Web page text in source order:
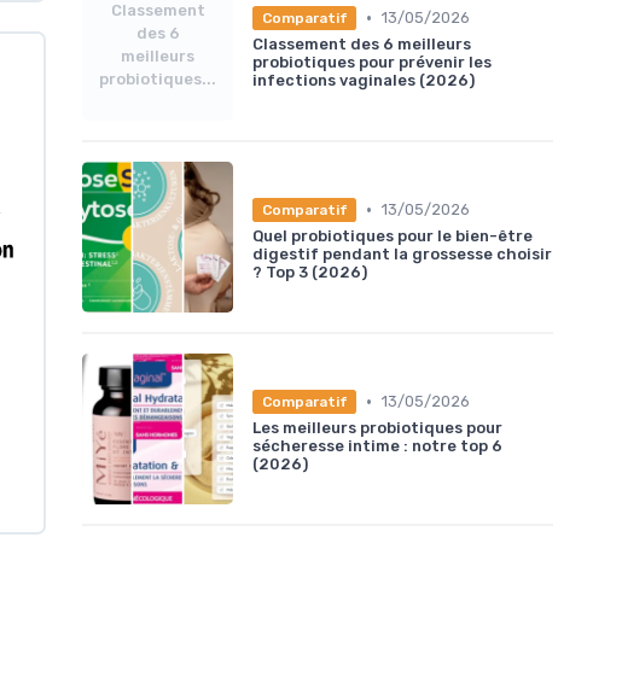
Classement
des 6
meilleurs
probiotiques...
Comparatif • 13/05/2026
Classement des 6 meilleurs
probiotiques pour prévenir les
infections vaginales (2026)
Comparatif • 13/05/2026
Quel probiotiques pour le bien-être
digestif pendant la grossesse choisir
? Top 3 (2026)
Comparatif • 13/05/2026
Les meilleurs probiotiques pour
sécheresse intime : notre top 6
(2026)